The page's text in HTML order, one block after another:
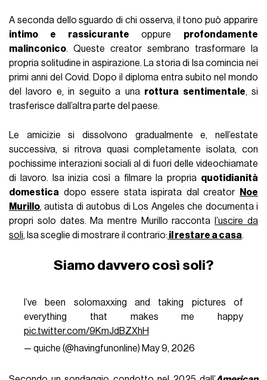
A seconda dello sguardo di chi osserva, il tono può apparire
intimo e rassicurante oppure profondamente
malinconico. Queste creator sembrano trasformare la
propria solitudine in aspirazione. La storia di Isa comincia nei
primi anni del Covid. Dopo il diploma entra subito nel mondo
del lavoro e, in seguito a una rottura sentimentale, si
trasferisce dall’altra parte del paese.
Le amicizie si dissolvono gradualmente e, nell’estate
successiva, si ritrova quasi completamente isolata, con
pochissime interazioni sociali al di fuori delle videochiamate
di lavoro. Isa inizia così a filmare la propria quotidianità
domestica dopo essere stata ispirata dal creator
Noe
Murillo, autista di autobus di Los Angeles che documenta i
propri solo dates. Ma mentre Murillo racconta
l’uscire da
soli, Isa sceglie di mostrare il contrario: il restare a casa.
Siamo davvero così soli?
I’ve been solomaxxing and taking pictures of
everything that makes me happy
pic.twitter.com/9KmJdBZXhH
— quiche (@havingfunonIine) May 9, 2026